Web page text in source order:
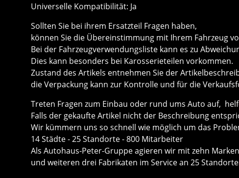
Universelle Kompatibilität: Ja
Sollten Sie bei ihrem Ersatzteil Fragen haben,
können Sie die Übereinstimmung mit Ihrem Fahrzeug
Bei der Fahrzeugverwendungsliste kann es zu
Dies kann besonders bei Karosserieteilen vorkommen.
Zustand des Artikels entnehmen Sie der
die Verpackung kann zur Kontrolle und für die
Treten Fragen zum Einbau oder rund ums Auto auf,
Falls der gekaufte Artikel nicht der Beschreibung
Wir kümmern uns so schnell wie möglich um das
14 Städte - 25 Standorte - 800 Mitarbeiter
Als Autohaus-Peter-Gruppe agieren wir mit zehn
und weiteren drei Fabrikaten im Service an 25